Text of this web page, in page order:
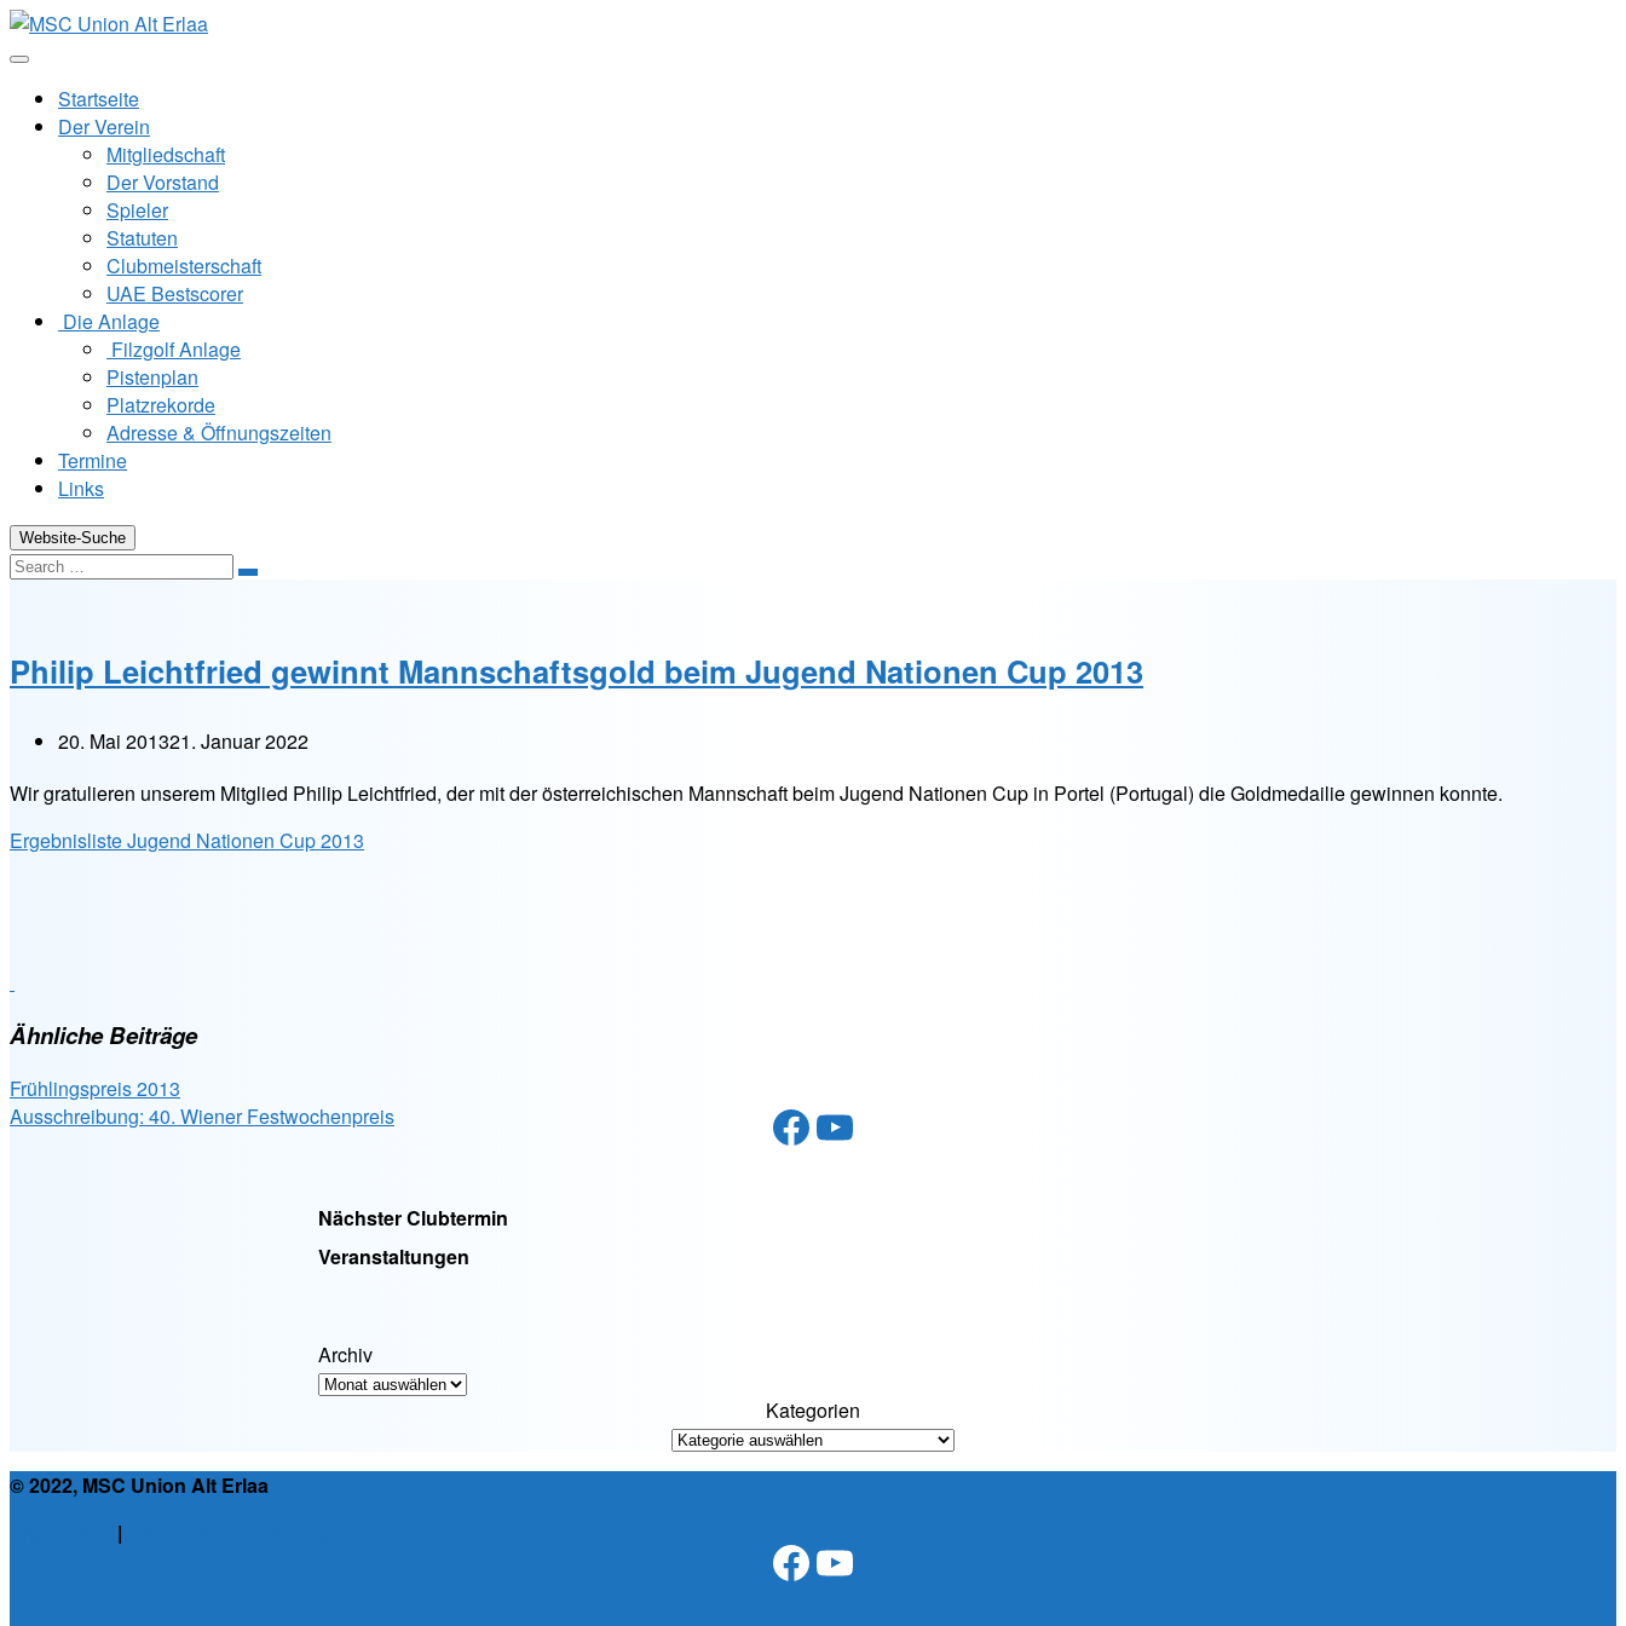
Zum
Inhalt
Startseite
Der Verein
Mitgliedschaft
Der Vorstand
Spieler
Statuten
Clubmeisterschaft
UAE Bestscorer
Die Anlage
Filzgolf Anlage
Pistenplan
Platzrekorde
Adresse & Öffnungszeiten
Termine
Links
Website-Suche
Search
Philip Leichtfried gewinnt Mannschaftsgold beim Jugend Nationen Cup 2013
20. Mai 201321. Januar 2022
Wir gratulieren unserem Mitglied Philip Leichtfried, der mit der österreichischen Mannschaft beim Jugend Nationen Cup in Portel (Portugal) die Goldmedailie gewinnen konnte.
Ergebnisliste Jugend Nationen Cup 2013
Ähnliche Beiträge
Frühlingspreis 2013
Ausschreibung: 40. Wiener Festwochenpreis
Facebook
YouTube
Nächster Clubtermin
Veranstaltungen
Archiv
Kategorien
© 2022, MSC Union Alt Erlaa
| Facebook
YouTube